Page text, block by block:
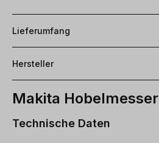
Lieferumfang
Hersteller
Makita Hobelmesser
Technische Daten